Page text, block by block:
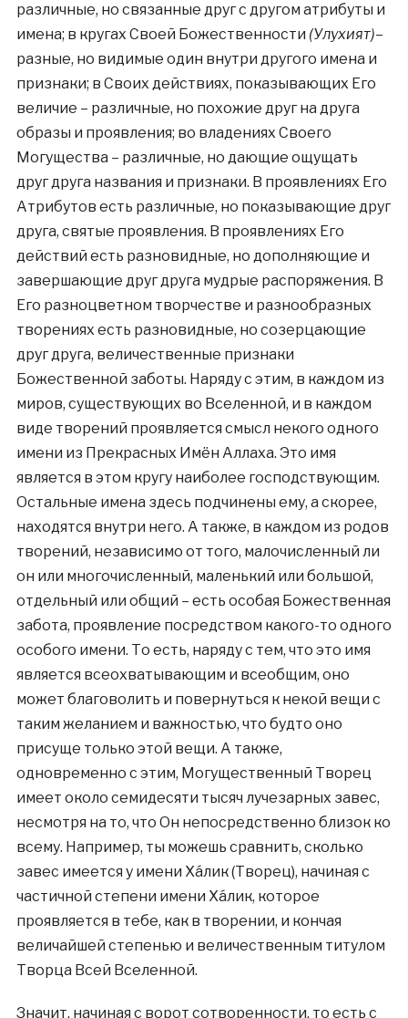
различные, но связанные друг с другом атрибуты и
имена; в кругах Своей Божественности (Улухият)–
разные, но видимые один внутри другого имена и
признаки; в Своих действиях, показывающих Его
величие – различные, но похожие друг на друга
образы и проявления; во владениях Своего
Могущества – различные, но дающие ощущать
друг друга названия и признаки. В проявлениях Его
Атрибутов есть различные, но показывающие друг
друга, святые проявления. В проявлениях Его
действий есть разновидные, но дополняющие и
завершающие друг друга мудрые распоряжения. В
Его разноцветном творчестве и разнообразных
творениях есть разновидные, но созерцающие
друг друга, величественные признаки
Божественной заботы. Наряду с этим, в каждом из
миров, существующих во Вселенной, и в каждом
виде творений проявляется смысл некого одного
имени из Прекрасных Имён Аллаха. Это имя
является в этом кругу наиболее господствующим.
Остальные имена здесь подчинены ему, а скорее,
находятся внутри него. А также, в каждом из родов
творений, независимо от того, малочисленный ли
он или многочисленный, маленький или большой,
отдельный или общий – есть особая Божественная
забота, проявление посредством какого-то одного
особого имени. То есть, наряду с тем, что это имя
является всеохватывающим и всеобщим, оно
может благоволить и повернуться к некой вещи с
таким желанием и важностью, что будто оно
присуще только этой вещи. А также,
одновременно с этим, Могущественный Творец
имеет около семидесяти тысяч лучезарных завес,
несмотря на то, что Он непосредственно близок ко
всему. Например, ты можешь сравнить, сколько
завес имеется у имени Хáлик (Творец), начиная с
частичной степени имени Хáлик, которое
проявляется в тебе, как в творении, и кончая
величайшей степенью и величественным титулом
Творца Всей Вселенной.
Значит, начиная с ворот сотворенности, то есть с